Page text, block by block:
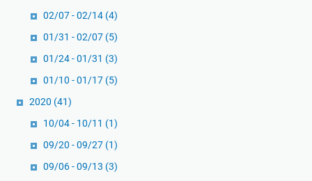
02/07 - 02/14 (4)
01/31 - 02/07 (5)
01/24 - 01/31 (3)
01/10 - 01/17 (5)
2020 (41)
10/04 - 10/11 (1)
09/20 - 09/27 (1)
09/06 - 09/13 (3)